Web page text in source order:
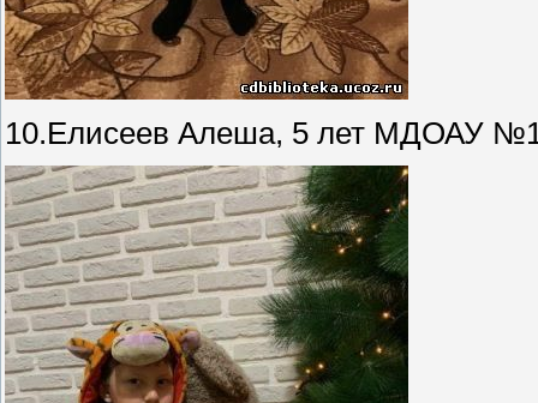
10.Елисеев Алеша, 5 лет МДОАУ